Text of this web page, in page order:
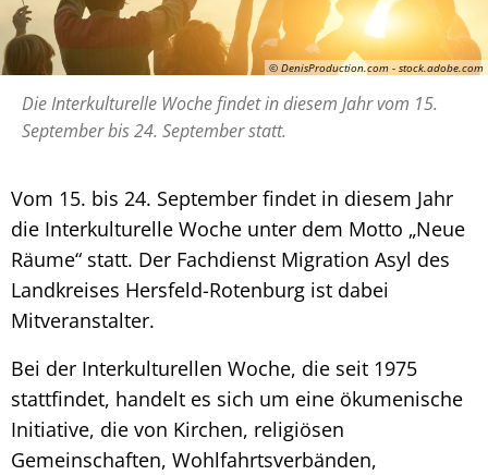
© DenisProduction.com - stock.adobe.com
Die Interkulturelle Woche findet in diesem Jahr vom 15.
September bis 24. September statt.
Vom 15. bis 24. September findet in diesem Jahr
die Interkulturelle Woche unter dem Motto „Neue
Räume“ statt. Der Fachdienst Migration Asyl des
Landkreises Hersfeld-Rotenburg ist dabei
Mitveranstalter.
Bei der Interkulturellen Woche, die seit 1975
stattfindet, handelt es sich um eine ökumenische
Initiative, die von Kirchen, religiösen
Gemeinschaften, Wohlfahrtsverbänden,